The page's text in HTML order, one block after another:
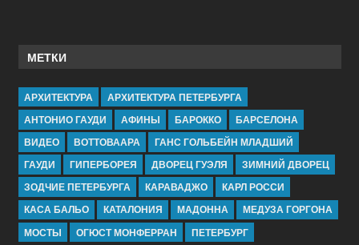
МЕТКИ
АРХИТЕКТУРА
АРХИТЕКТУРА ПЕТЕРБУРГА
АНТОНИО ГАУДИ
АФИНЫ БАРОККО
БАРСЕЛОНА
ВИДЕО
ВОТТОВААРА
ГАНС ГОЛЬБЕЙН МЛАДШИЙ
ГАУДИ
ГИПЕРБОРЕЯ ДВОРЕЦ ГУЭЛЯ
ЗИМНИЙ ДВОРЕЦ
ЗОДЧИЕ ПЕТЕРБУРГА
КАРАВАДЖО
КАРЛ РОССИ
КАСА БАЛЬО
КАТАЛОНИЯ МАДОННА
МЕДУЗА ГОРГОНА
МОСТЫ
ОГЮСТ МОНФЕРРАН ПЕТЕРБУРГ